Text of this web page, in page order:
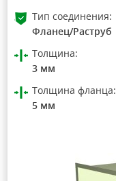
Тип соединения:
Фланец/Раструб
Толщина:
3 мм
Толщина фланца:
5 мм